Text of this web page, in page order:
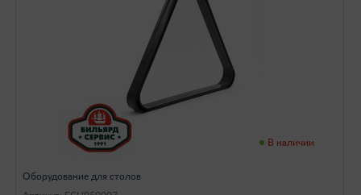
В наличии
Оборудование для столов